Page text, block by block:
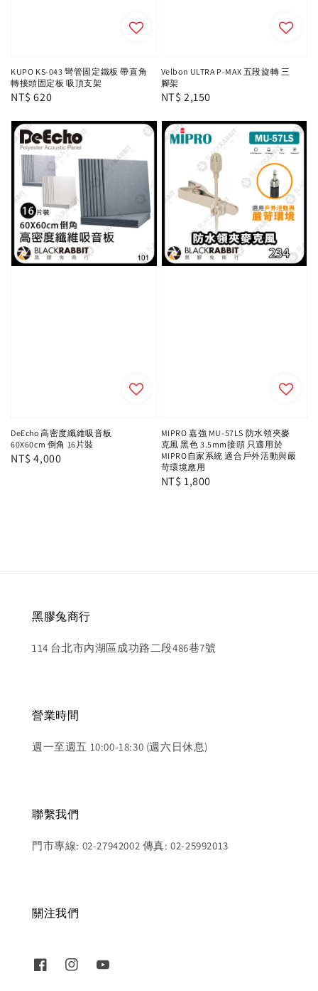
KUPO KS-043 彎管固定鐵板 帶直角
轉接頭固定板 吸頂支架
Regular
NT$ 620
Velbon ULTRA P-MAX 五段旋轉 三
腳架
Regular
NT$ 2,150
DeEcho 高密度纖維吸音板
60X60cm 倒角 16片裝
Regular
NT$ 4,000
MIPRO 嘉強 MU-57LS 防水領夾麥
克風 黑色 3.5mm接頭 只適用於
MIPRO自家系統 適合戶外活動與嚴
苛環境應用
Regular
NT$ 1,800
黑膠兔商行
114 台北市內湖區成功路二段486巷7號
營業時間
週一至週五 10:00-18:30 (週六日休息)
聯繫我們
門市專線: 02-27942002 傳真: 02-25992013
關注我們